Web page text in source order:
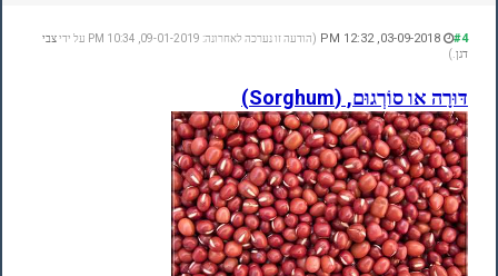
#4 (הודעה זו נערכה לאחרונה: 09-01-2019, 10:34 PM על ידי
צבי
דגן .)
דּוּרָה או סוֹרְגוּם, (Sorghum)